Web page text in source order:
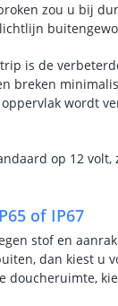
zou u bij
is de
breken
wordt
op 12
of IP67
stof en
dan kiest u
doucheruimte,